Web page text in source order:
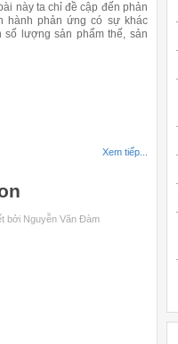
này ta chỉ đề cập đến phản
hành phản ứng có sự khác
số lượng sản phẩm thế, sản
Xem tiếp...
bởi Nguyễn Văn Đàm